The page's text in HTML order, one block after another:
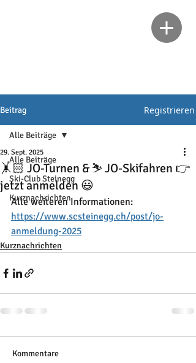
Beitrag Registrieren
Alle Beiträge
Ski-Club Steinegg
Kurznachrichten
Alle Beiträge
🤸🏻 JO-Turnen & ⛷️ JO-Skifahren 👉
jetzt anmelden 😃
29. Sept. 2025
Alle weiteren Informationen:
https://www.scsteinegg.ch/post/jo-
anmeldung-2025
Kurznachrichten
Kommentare